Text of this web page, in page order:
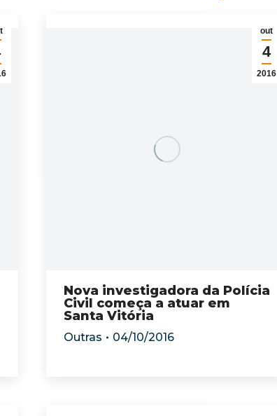
out
4
2016
Nova investigadora da Polícia
Civil começa a atuar em
Santa Vitória
Outras 04/10/2016